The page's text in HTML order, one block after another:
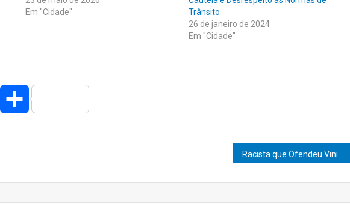
Em "Cidade"
Trânsito
26 de janeiro de 2024
Em "Cidade"
Twitter Share
Racista que Ofendeu Vini Jr. Anonimamente na Internet é Condenado na Espanha